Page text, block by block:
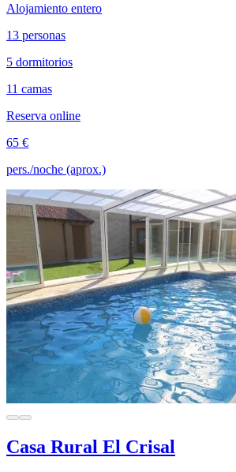
Alojamiento entero
13 personas
5 dormitorios
11 camas
Reserva online
65 €
pers./noche (aprox.)
Casa Rural El Crisal